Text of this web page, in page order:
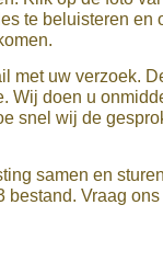
te beluisteren en
met uw verzoek.
Wij doen u
snel wij de
samen en
bestand. Vraag ons